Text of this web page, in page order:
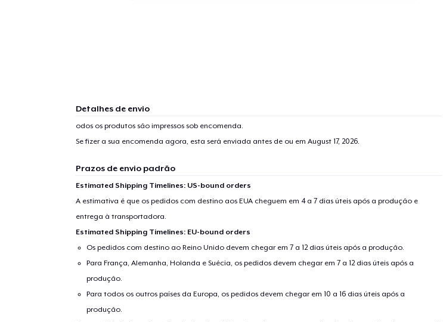
Detalhes de envio
odos os produtos são impressos sob encomenda.
Se fizer a sua encomenda agora, esta será enviada antes de ou em August 17, 2026.
Prazos de envio padrão
Estimated Shipping Timelines: US-bound orders
A estimativa é que os pedidos com destino aos EUA cheguem em 4 a 7 dias úteis após a produção e
entrega à transportadora.
Estimated Shipping Timelines: EU-bound orders
Os pedidos com destino ao Reino Unido devem chegar em 7 a 12 dias úteis após a produção.
Para França, Alemanha, Holanda e Suécia, os pedidos devem chegar em 7 a 12 dias úteis após a
produção.
Para todos os outros países da Europa, os pedidos devem chegar em 10 a 16 dias úteis após a
produção.